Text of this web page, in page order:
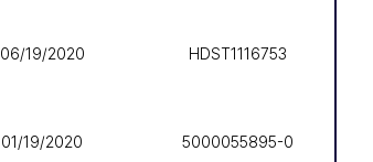
06/19/2020 HDST1116753
01/19/2020 5000055895-0